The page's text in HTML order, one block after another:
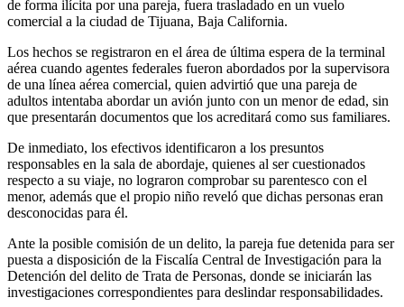
de forma ilícita por una pareja, fuera trasladado en un vuelo
comercial a la ciudad de Tijuana, Baja California.
Los hechos se registraron en el área de última espera de la terminal
aérea cuando agentes federales fueron abordados por la supervisora
de una línea aérea comercial, quien advirtió que una pareja de
adultos intentaba abordar un avión junto con un menor de edad, sin
que presentarán documentos que los acreditará como sus familiares.
De inmediato, los efectivos identificaron a los presuntos
responsables en la sala de abordaje, quienes al ser cuestionados
respecto a su viaje, no lograron comprobar su parentesco con el
menor, además que el propio niño reveló que dichas personas eran
desconocidas para él.
Ante la posible comisión de un delito, la pareja fue detenida para ser
puesta a disposición de la Fiscalía Central de Investigación para la
Detención del delito de Trata de Personas, donde se iniciarán las
investigaciones correspondientes para deslindar responsabilidades.